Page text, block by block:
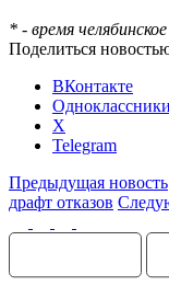
* - время челябинское
Поделиться
ВКонтакте
Одноклассники
X
Telegram
Предыдущая новость
драфт отказов